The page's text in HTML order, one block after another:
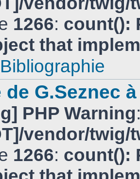
1266: count():
that
Bibliographie
de G.Seznec
PHP Warning
vendor/
1266: count():